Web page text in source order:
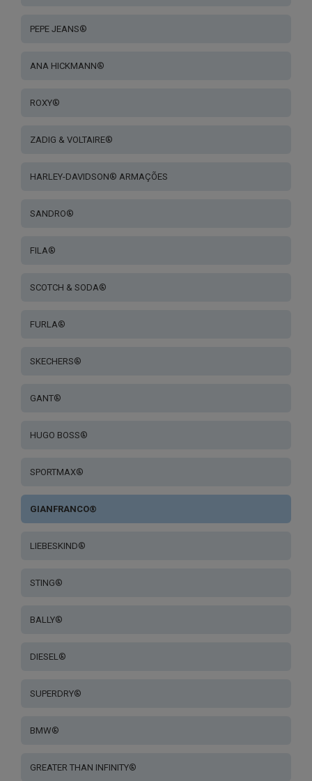
PEPE JEANS®
ANA HICKMANN®
ROXY®
ZADIG & VOLTAIRE®
HARLEY-DAVIDSON® ARMAÇÕES
SANDRO®
FILA®
SCOTCH & SODA®
FURLA®
SKECHERS®
GANT®
HUGO BOSS®
SPORTMAX®
GIANFRANCO®
LIEBESKIND®
STING®
BALLY®
DIESEL®
SUPERDRY®
BMW®
GREATER THAN INFINITY®